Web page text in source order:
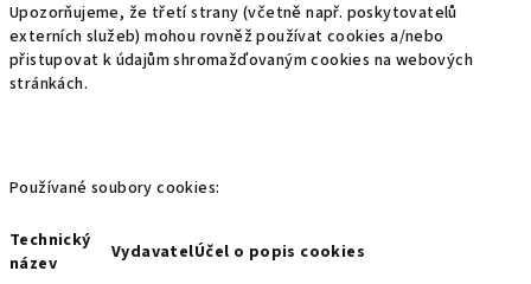
Upozorňujeme, že třetí strany (včetně např. poskytovatelů
externích služeb) mohou rovněž používat cookies a/nebo
přistupovat k údajům shromažďovaným cookies na webových
stránkách.
Používané soubory cookies:
Technický
název
VydavatelÚčel o popis cookies